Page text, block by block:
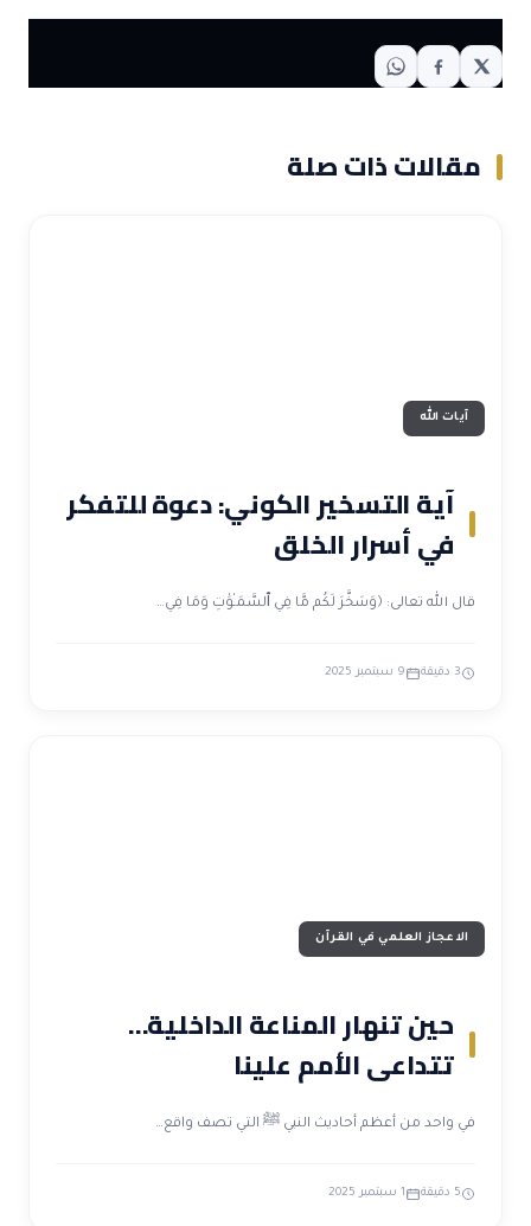
مقالات ذات صلة
آيات الله
آية التسخير الكوني: دعوة للتفكر
في أسرار الخلق
قال الله تعالى: ﴿وَسَخَّرَ لَكُم مَّا فِي ٱلسَّمَـٰوَٰتِ وَمَا فِي…
3 دقيقة 9 سبتمبر 2025
الاعجاز العلمي في القرآن
حين تنهار المناعة الداخلية…
تتداعى الأمم علينا
في واحد من أعظم أحاديث النبي ﷺ التي تصف واقع…
5 دقيقة 1 سبتمبر 2025